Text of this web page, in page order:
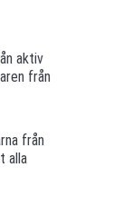
aktiv
från
från
alla